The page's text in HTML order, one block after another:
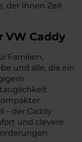
der Ihnen Zeit
VW Caddy
Familien,
und alle, die ein
– der Caddy
und clevere